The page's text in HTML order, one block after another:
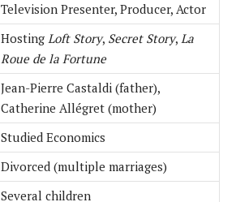
Television Presenter, Producer, Actor
Hosting Loft Story, Secret Story, La
Roue de la Fortune
Jean-Pierre Castaldi (father),
Catherine Allégret (mother)
Studied Economics
Divorced (multiple marriages)
Several children